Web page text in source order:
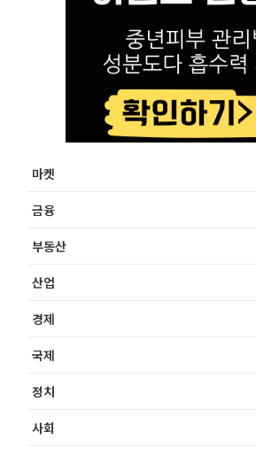
마켓
금융
부동산
산업
경제
국제
정치
사회